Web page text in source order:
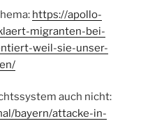
https://apollo-
migranten-bei-
weil-sie-unser-
auch nicht:
bayern/attacke-in-